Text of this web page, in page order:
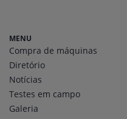
MENU
Compra de máquinas
Diretório
Notícias
Testes em campo
Galeria